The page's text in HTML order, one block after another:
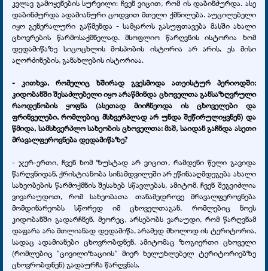
კვლავ გამოყენების სურვილი: ჩვენ ვიცით, რომ ის დაბინძურდა. ასე
დაბინძურდა ადამიანური ცოდვით მთელი ქმნილება. აუცილებელი
იყო გენერალური გაწმენდა - სამყაროს გასუფთავება მასში ახალი
ცხოვრების წარმოსაქმნელად. მსოფლიო წარღვნის ისტორია ხომ
დედამიწაზე სიცოცხლის მოსპობის ისტორია არ არის, ეს მისი
აღორძინების, განახლების ისტორიაა.
- კითხვა, რომელიც ხშირად გვესმოდა ათეისტურ პერიოდში:
კიდობანში შესაძლებელი იყო არაწმინდა ცხოველთა განსაზღვრული
რაოდენობის ყოფნა (ასეთად მიიჩნეოდა ის ცხოველები და
ფრინველები, რომლებიც მსხვერპლად არ უნდა შეწირულიყვნენ) და
წმიდა, სამსხვერპლო სახეობის ცხოველთა: მაშ, საიდან გაჩნდა ასეთი
მრავალფეროვნება დედამიწაზე?
- ჯერ-ერთი, ჩვენ ხომ ზუსტად არ ვიცით, რამდენი წელი გავიდა
წარღვნიდან. ქრისტიანობა სინამდვილეში არ ეწინააღმდეგება ახალი
სახეობების წარმოქმნის შესახებ სწავლებას, ამიტომ, ჩვენ შეგვიძლია
ვივარაუდოთ, რომ სახეობათა თანამედროვე მრავალფეროვნება
მომდინარეობს სწორედ იმ ცხოველთაგან, რომლებიც ნოეს
კიდობანში გადარჩნენ. მეორეც, არსებობს ვარაუდი, რომ წარღვნამ
დაფარა არა მთლიანად დედამიწა, არამედ მხოლოდ ის ტერიტორია,
სადაც ადამიანები ცხოვრობდნენ, ამიტომაც ზოგიერთი ცხოველი
(რომლებიც "ცივილიზაციის" მიერ ხელუხლებელ ტერიტორიებზე
ცხოვრობდნენ) გადაურჩა წარღვნას.